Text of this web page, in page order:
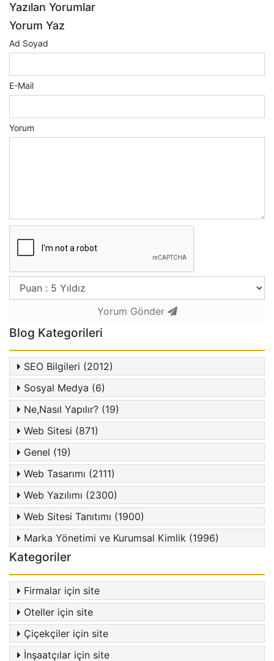
Yazılan Yorumlar
Yorum Yaz
Ad Soyad
E-Mail
Yorum
Yorum Gönder
Blog Kategorileri
SEO Bilgileri (2012)
Sosyal Medya (6)
Ne,Nasıl Yapılır? (19)
Web Sitesi (871)
Genel (19)
Web Tasarımı (2111)
Web Yazılımı (2300)
Web Sitesi Tanıtımı (1900)
Marka Yönetimi ve Kurumsal Kimlik (1996)
Kategoriler
Firmalar için site
Oteller için site
Çiçekçiler için site
İnşaatçılar için site